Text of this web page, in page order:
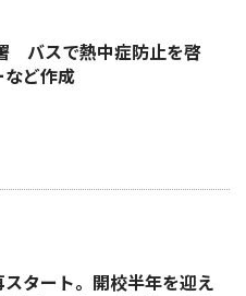
バスで熱中症防止を啓
ど作成
タート。開校半年を迎え